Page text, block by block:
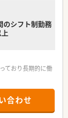
のシフト制勤務
ており長期的に働
転職にしたい方に
合わせ